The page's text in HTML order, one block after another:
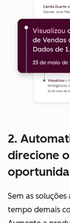
2.
direcione
Sem as
tempo demais